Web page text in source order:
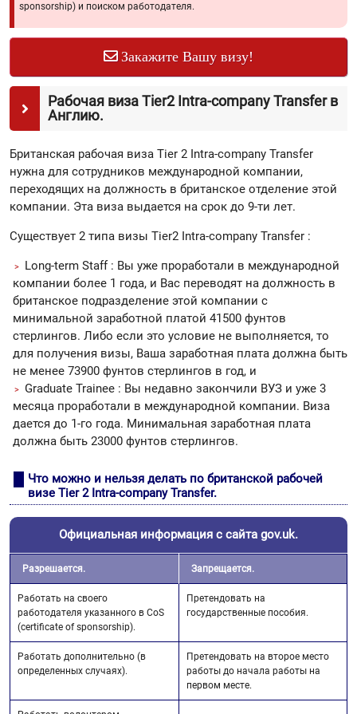
sponsorship) и поиском работодателя.
Закажите Вашу визу!
Рабочая виза Tier2 Intra-company Transfer в
Англию.
Британская рабочая виза Tier 2 Intra-company Transfer
нужна для сотрудников международной компании,
переходящих на должность в британское отделение этой
компании. Эта виза выдается на срок до 9-ти лет.
Существует 2 типа визы Tier2 Intra-company Transfer :
Long-term Staff : Вы уже проработали в международной
компании более 1 года, и Вас переводят на должность в
британское подразделение этой компании с
минимальной заработной платой 41500 фунтов
стерлингов. Либо если это условие не выполняется, то
для получения визы, Ваша заработная плата должна быть
не менее 73900 фунтов стерлингов в год, и
Graduate Trainee : Вы недавно закончили ВУЗ и уже 3
месяца проработали в международной компании. Виза
дается до 1-го года. Минимальная заработная плата
должна быть 23000 фунтов стерлингов.
Что можно и нельзя делать по британской рабочей
визе Tier 2 Intra-company Transfer.
Официальная информация с сайта gov.uk.
Разрешается. Запрещается.
Работать на своего
работодателя указанного в CoS
(certificate of sponsorship).
Претендовать на
государственные пособия.
Работать дополнительно (в
определенных случаях).
Претендовать на второе место
работы до начала работы на
первом месте.